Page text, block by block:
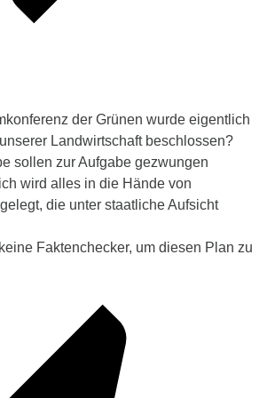
der Grünen wurde eigentlich
Landwirtschaft beschlossen?
sollen zur Aufgabe gezwungen
wird alles in die Hände von
die unter staatliche Aufsicht
Faktenchecker, um diesen Plan zu